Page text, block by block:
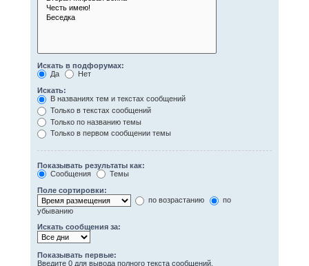
Искать в подфорумах:
Да
Нет
Искать:
В названиях тем и текстах сообщений
Только в текстах сообщений
Только по названию темы
Только в первом сообщении темы
Показывать результаты как:
Сообщения
Темы
Поле сортировки:
по возрастанию
по
убыванию
Искать сообщения за:
Показывать первые:
Введите 0 для вывода полного текста сообщений.